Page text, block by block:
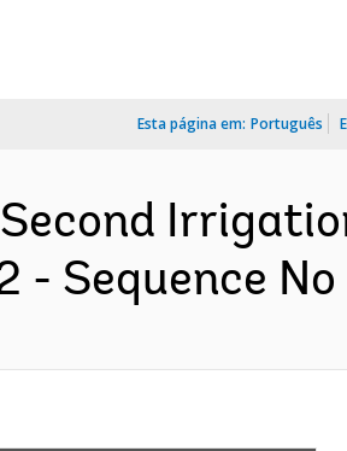
Esta página em: Português
Sequence No